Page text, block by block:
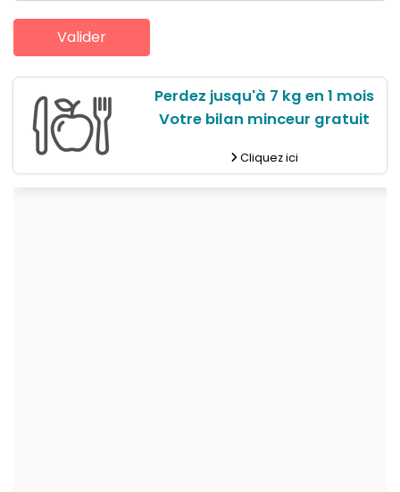
Perdez jusqu'à 7 kg en 1 mois
Votre bilan minceur gratuit
Cliquez ici